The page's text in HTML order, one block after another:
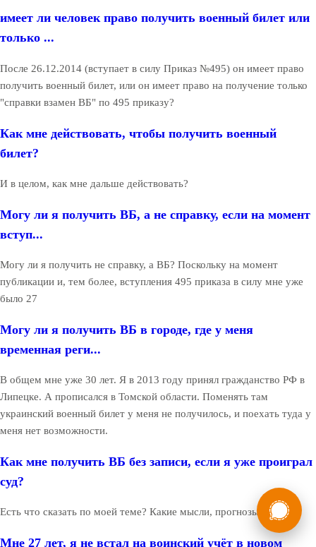
имеет ли человек право получить военный билет или
только ...
После 26.12.2014 (вступает в силу Приказ №495) он имеет право
получить военный билет, или он имеет право на получение только
"справки взамен ВБ" по 495 приказу?
Как мне действовать, чтобы получить военный
билет?
И в целом, как мне дальше действовать?
Могу ли я получить ВБ, а не справку, если на момент
вступ...
Могу ли я получить не справку, а ВБ? Поскольку на момент
публикации и, тем более, вступления 495 приказа в силу мне уже
было 27
Могу ли я получить ВБ в городе, где у меня
временная реги...
В общем мне уже 30 лет. Я в 2013 году принял гражданство РФ в
Липецке. А прописался в Томской области. Поменять там
украинский военный билет у меня не получилось, и поехать туда у
меня нет возможности.
Как мне получить ВБ без записи, если я уже проиграл
суд?
Есть что сказать по моей теме? Какие мысли, прогнозы?
Мне 27 лет, я не встал на воинский учёт в новом